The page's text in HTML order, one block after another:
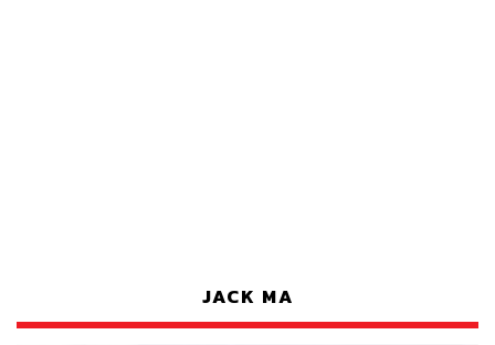
JACK MA